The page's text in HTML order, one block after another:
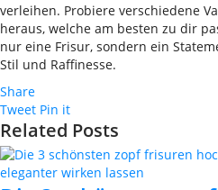
verleihen. Probiere verschiedene
heraus, welche am besten zu dir
nur eine Frisur, sondern ein
Stil und Raffinesse.
Share
Tweet Pin it
Related Posts